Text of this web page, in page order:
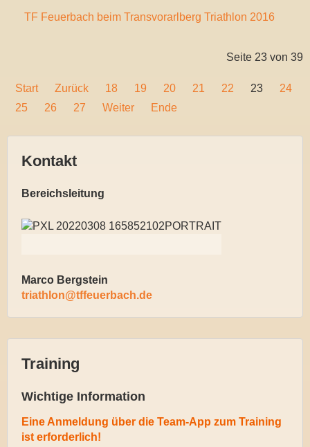
TF Feuerbach beim Transvorarlberg Triathlon 2016
Seite 23 von 39
Start Zurück 18 19 20 21 22 23
24
25
26 27 Weiter Ende
Kontakt
Bereichsleitung
Marco Bergstein
triathlon@tffeuerbach.de
Training
Wichtige Information
Eine Anmeldung über die Team-App zum Training
ist erforderlich!